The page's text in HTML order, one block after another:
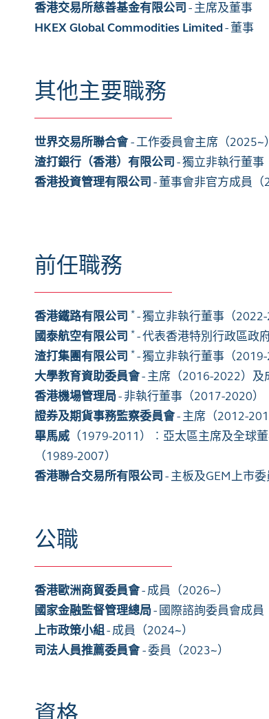
香港交易所慈善基金有限公司- 主席及董事
HKEX Global Commodities Limited- 董事
其他主要職務
世界交易所聯合會- 工作委員會主席（2025~
渣打銀行（香港）有限公司- 獨立非執行董事
香港投資管理有限公司- 董事會非官方成員（
前任職務
香港鐵路有限公司 *- 獨立非執行董事（2022-
國泰航空有限公司 *- 代表香港特別行政區政
渣打集團有限公司 *- 獨立非執行董事（2019-
大學教育資助委員會- 主席（2016-2022）及
香港機場管理局- 非執行董事（2017-2020）
證券及期貨事務監察委員會- 主席（2012-
畢馬威 （1979-2011）︰亞太區主席及全球
（1989-2007）
香港聯合交易所有限公司- 主板及GEM上市
公職
香港歐洲商貿委員會- 成員（2026~）
國家金融監督管理總局- 國際諮詢委員會成員
上市政策小組- 成員（2024~）
司法人員推薦委員會- 委員（2023~）